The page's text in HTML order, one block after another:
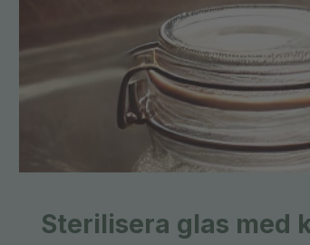
Sterilisera glas med